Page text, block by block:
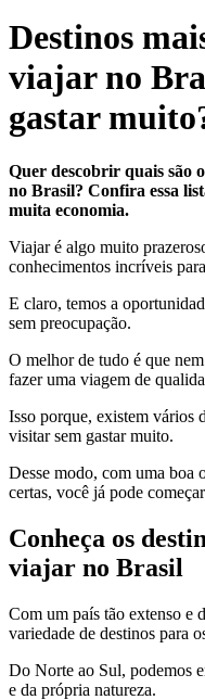
Destinos
viajar no
gastar
Quer descobrir quais são
no Brasil? Confira essa
muita economia.
Viajar é algo muito
conhecimentos incríveis
E claro, temos a
sem preocupação.
O melhor de tudo é que
fazer uma viagem de
Isso porque, existem vários
visitar sem gastar muito.
Desse modo, com uma boa
certas, você já pode
Conheça os
viajar no Brasil
Com um país tão extenso e
variedade de destinos para
Do Norte ao Sul, podemos
e da própria natureza.